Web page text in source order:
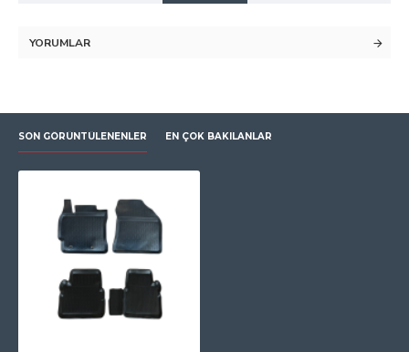
YORUMLAR
SON GÖRÜNTÜLENENLER EN ÇOK BAKILANLAR